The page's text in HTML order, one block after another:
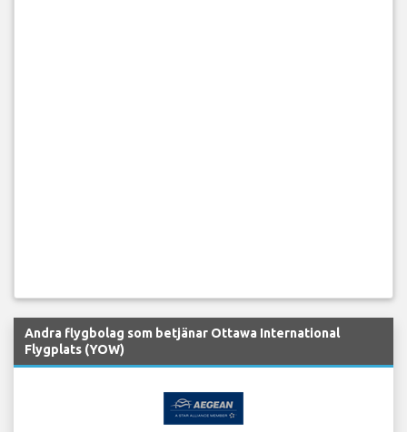
Andra flygbolag som betjänar Ottawa International
Flygplats (YOW)